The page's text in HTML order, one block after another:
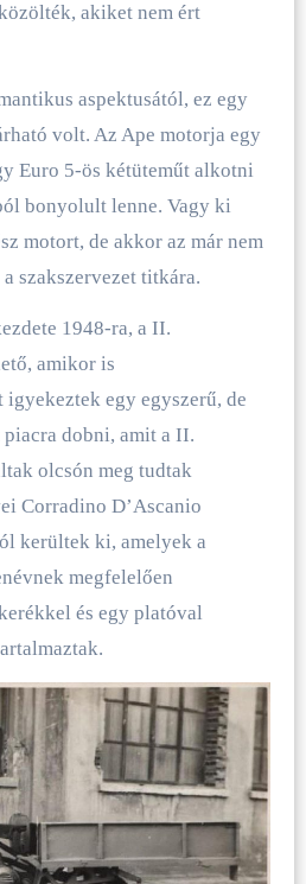
akiket nem ért
aspektusától, ez egy
volt. Az Ape motorja egy
Euro 5-ös kétüteműt alkotni
bonyolult lenne. Vagy ki
motort, de akkor az már nem
szakszervezet titkára.
1948-ra, a II.
amikor is
egy egyszerű, de
dobni, amit a II.
olcsón meg tudtak
Corradino D’Ascanio
kerültek ki, amelyek a
megfelelően
és egy platóval